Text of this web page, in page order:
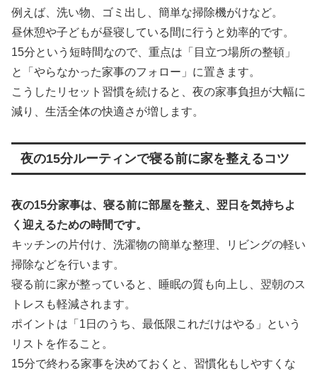
例えば、洗い物、ゴミ出し、簡単な掃除機がけなど。
昼休憩や子どもが昼寝している間に行うと効率的です。
15分という短時間なので、重点は「目立つ場所の整頓」
と「やらなかった家事のフォロー」に置きます。
こうしたリセット習慣を続けると、夜の家事負担が大幅に
減り、生活全体の快適さが増します。
夜の15分ルーティンで寝る前に家を整えるコツ
夜の15分家事は、寝る前に部屋を整え、翌日を気持ちよ
く迎えるための時間です。
キッチンの片付け、洗濯物の簡単な整理、リビングの軽い
掃除などを行います。
寝る前に家が整っていると、睡眠の質も向上し、翌朝のス
トレスも軽減されます。
ポイントは「1日のうち、最低限これだけはやる」という
リストを作ること。
15分で終わる家事を決めておくと、習慣化もしやすくな